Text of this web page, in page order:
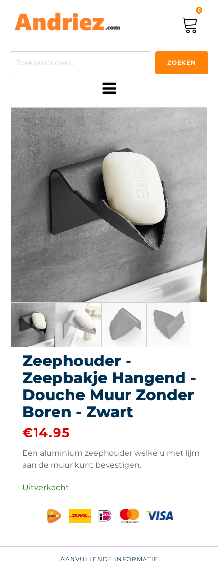
0
Zoeken
ZOEKEN
Zeephouder -
Zeepbakje Hangend -
Douche Muur Zonder
Boren - Zwart
€14.95
Een aluminium zeephouder welke u met lijm
aan de muur kunt bevestigen.
Uitverkocht
AANVULLENDE INFORMATIE